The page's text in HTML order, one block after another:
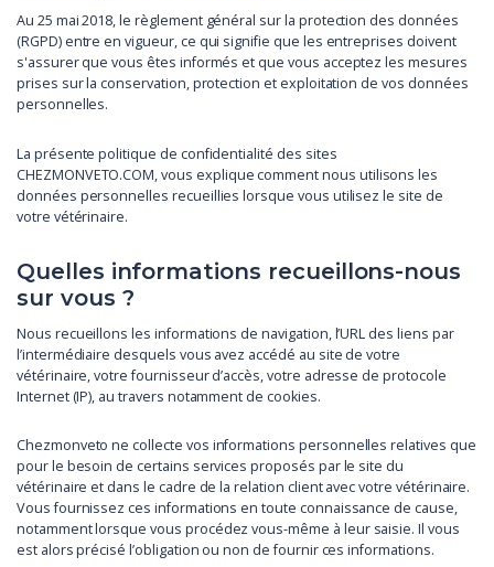
Au 25 mai 2018, le règlement général sur la protection des données
(RGPD) entre en vigueur, ce qui signifie que les entreprises doivent
s'assurer que vous êtes informés et que vous acceptez les mesures
prises sur la conservation, protection et exploitation de vos données
personnelles.
La présente politique de confidentialité des sites
CHEZMONVETO.COM, vous explique comment nous utilisons les
données personnelles recueillies lorsque vous utilisez le site de
votre vétérinaire.
Quelles informations recueillons-nous
sur vous ?
Nous recueillons les informations de navigation, l’URL des liens par
l’intermédiaire desquels vous avez accédé au site de votre
vétérinaire, votre fournisseur d’accès, votre adresse de protocole
Internet (IP), au travers notamment de cookies.
Chezmonveto ne collecte vos informations personnelles relatives que
pour le besoin de certains services proposés par le site du
vétérinaire et dans le cadre de la relation client avec votre vétérinaire.
Vous fournissez ces informations en toute connaissance de cause,
notamment lorsque vous procédez vous-même à leur saisie. Il vous
est alors précisé l’obligation ou non de fournir ces informations.